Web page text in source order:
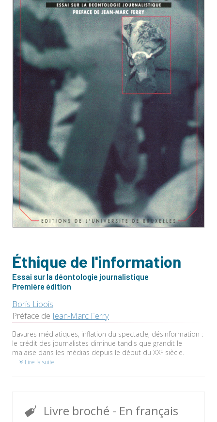
Éthique de l'information
Essai sur la déontologie journalistique
Première édition
Boris Libois
Préface de Jean-Marc Ferry
Bavures médiatiques, inflation du spectacle, désinformation :
le crédit des journalistes diminue tandis que grandit le
malaise dans les médias depuis le début du XXe siècle.
Lire la suite
Livre broché - En français